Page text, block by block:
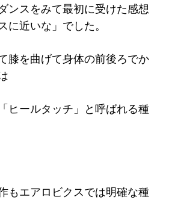
ンスをみて最初に受けた感想
に近いな」でした。
膝を曲げて身体の前後ろでか
ヒールタッチ」と呼ばれる種
もエアロビクスでは明確な種